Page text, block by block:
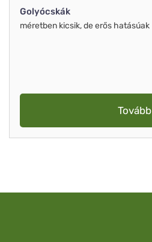
Golyócskák
méretben kicsik, de erős hatásúak
Tovább